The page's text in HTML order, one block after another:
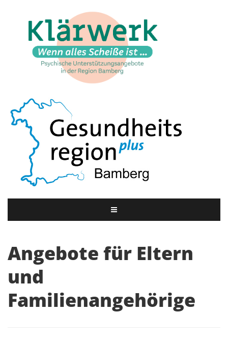
Angebote für Eltern
und
Familienangehörige